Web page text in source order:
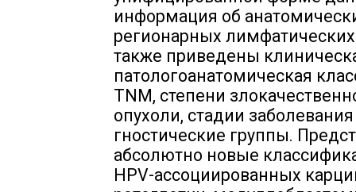
информация об
регионарных лимфатических
также приведены
патологоанатомическая
TNM, степени
опухоли, стадии
гностические группы.
абсолютно новые
HPV-ассоциированных